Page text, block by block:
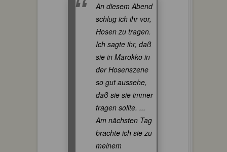
An diesem Abend
schlug ich ihr vor,
Hosen zu tragen.
Ich sagte ihr, daß
sie in Marokko in
der Hosenszene
so gut aussehe,
daß sie sie immer
tragen sollte. ...
Am nächsten Tag
brachte ich sie zu
meinem